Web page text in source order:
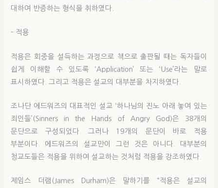
대하여 반증하는 형식을 취하였다.
– 적용
적용은 회중을 설득하는 과정으로 책으로 출판될 때는 독자들이
쉽게 이해할 수 있도록 ‘Application’ 또는 ‘Use’라는 말로
표시하였다. 그리고 적용은 설교의 대부분을 차지하였다.
조나단 에드워즈의 대표적인 설교 ‘하나님의 진노 아래 놓여 있는
죄인들’(Sinners in the Hands of Angry God)은 38개의
문단으로 구성되었다. 그러나 19개의 문단이 바로 적용
부분이다. 에드워즈의 설교만이 그런 것은 아니다. 대부분의
청교도들은 적용을 위하여 설교하는 것처럼 적용을 강조하였다.
제임스 더램(James Durham)은 말하기를 “적용은 설교의